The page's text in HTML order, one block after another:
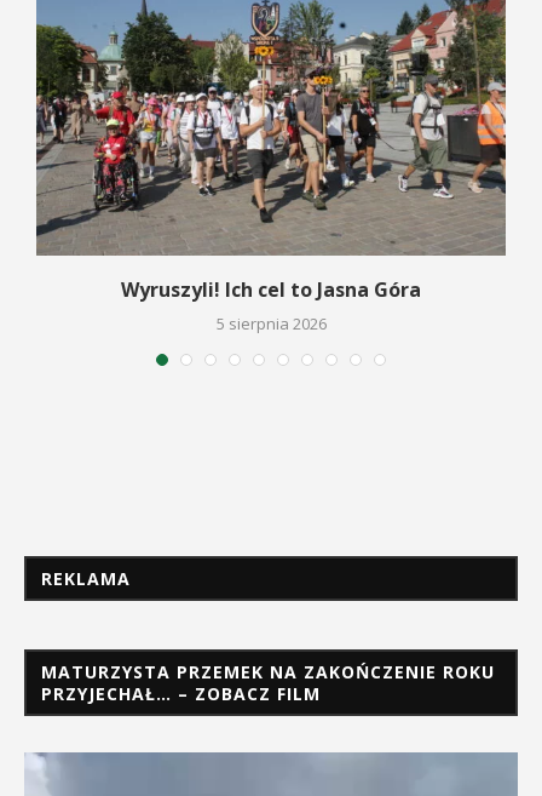
Wyruszyli! Ich cel to Jasna Góra
5 sierpnia 2026
REKLAMA
MATURZYSTA PRZEMEK NA ZAKOŃCZENIE ROKU
PRZYJECHAŁ… – ZOBACZ FILM
Odtwarzacz